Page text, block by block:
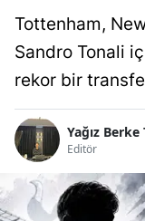
Tottenham,
Sandro Tonali
rekor bir
Yağız
Editör